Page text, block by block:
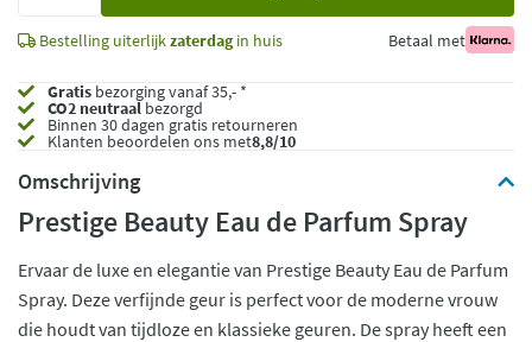
Bestelling uiterlijkzaterdagin huis Betaal met
Gratis bezorging vanaf 35,- *
CO2 neutraalbezorgd
Binnen 30 dagen gratis retourneren
Klanten beoordelen ons met8,8/10
Omschrijving
Prestige Beauty Eau de Parfum Spray
Ervaar de luxe en elegantie van Prestige Beauty Eau de Parfum
Spray. Deze verfijnde geur is perfect voor de moderne vrouw
die houdt van tijdloze en klassieke geuren. De spray heeft een